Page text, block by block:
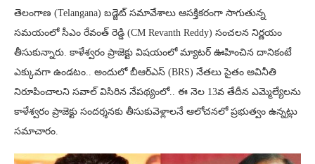
తెలంగాణ (Telangana) బడ్జెట్ సమావేశాలు ఆసక్తికరంగా సాగుతున్న
సమయంలో సీఎం రేవంత్ రెడ్డి (CM Revanth Reddy) సంచలన నిర్ణయం
తీసుకున్నారు. కాళేశ్వరం ప్రాజెక్టు విషయంలో మ్యాటర్ ఊహించిన దానికంటే
ఎక్కువగా ఉండటం.. అందులో బీఆర్ఎస్ (BRS) నేతలు సైతం అవినీతి
నిరూపించాలని సవాల్ విసిరిన నేపథ్యంలో.. ఈ నెల 13వ తేదీన ఎమ్మెల్యేలను
కాళేశ్వరం ప్రాజెక్టు సందర్శనకు తీసుకువెళ్లాలనే ఆలోచనలో ప్రభుత్వం ఉన్నట్లు
సమాచారం.